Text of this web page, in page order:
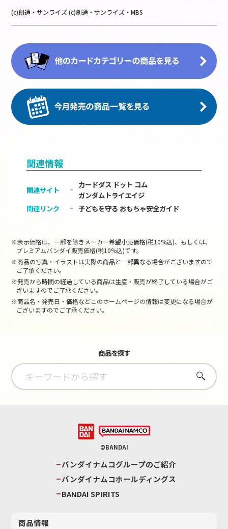
(c)創通・サンライズ (c)創通・サンライズ・MBS
関連情報
関連サイト
カードダス ドット コム
ガンダムトライエイジ
関連リンク
子どもを守る おもちゃ安全ガイド
※表示価格は、一部を除きメーカー希望小売価格(税10%込)、もしくは、
プレミアムバンダイ販売価格(税10%込)です。
※商品の写真・イラストは実際の商品と一部異なる場合がございますので
ご了承ください。
※発売から時間の経過している商品は生産・販売が終了している場合がご
ざいますのでご了承ください。
※商品名・発売日・価格などこのホームページの情報は変更になる場合が
ございますのでご了承ください。
商品を探す
さがす
©BANDAI
バンダイナムコグループのご紹介
バンダイナムコホールディングス
BANDAI SPIRITS
商品情報